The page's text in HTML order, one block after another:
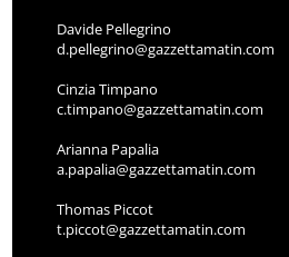
Davide Pellegrino
d.pellegrino@gazzettamatin.com
Cinzia Timpano
c.timpano@gazzettamatin.com
Arianna Papalia
a.papalia@gazzettamatin.com
Thomas Piccot
t.piccot@gazzettamatin.com